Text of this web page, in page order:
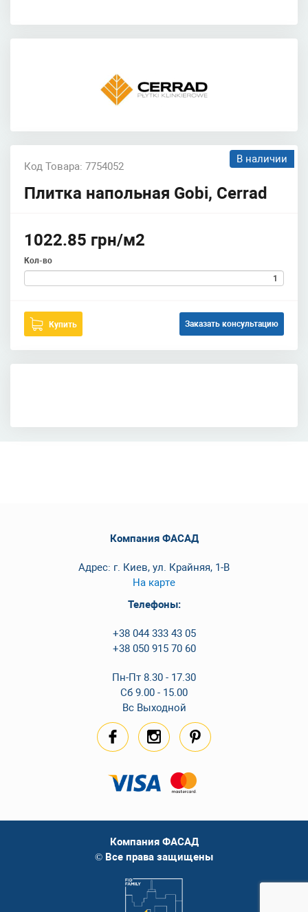
Код Товара: 7754052
В наличии
Плитка напольная Gobi, Cerrad
1022.85 грн/м2
Кол-во
Купить Заказать консультацию
Компания ФАСАД
Адрес: г. Киев, ул. Крайняя, 1-В
На карте
Телефоны:
+38 044 333 43 05
+38 050 915 70 60
Пн-Пт 8.30 - 17.30
Сб 9.00 - 15.00
Вс Выходной
Компания ФАСАД
© Все права защищены